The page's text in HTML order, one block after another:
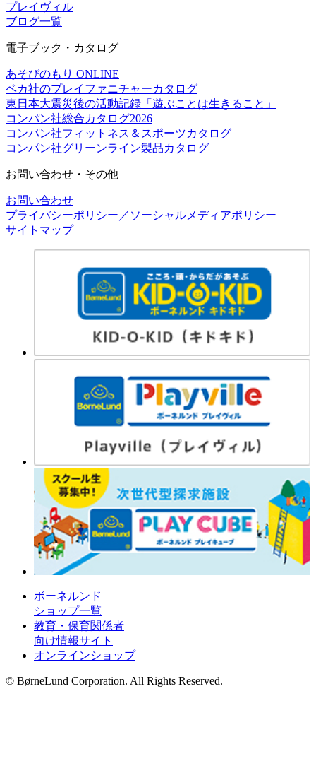
プレイヴィル
ブログ一覧
電子ブック・カタログ
あそびのもり ONLINE
ベカ社のプレイファニチャーカタログ
東日本大震災後の活動記録「遊ぶことは生きること」
コンパン社総合カタログ2026
コンパン社フィットネス＆スポーツカタログ
コンパン社グリーンライン製品カタログ
お問い合わせ・その他
お問い合わせ
プライバシーポリシー／ソーシャルメディアポリシー
サイトマップ
ボーネルンド
ショップ一覧
教育・保育関係者
向け情報サイト
オンラインショップ
© BørneLund Corporation. All Rights Reserved.